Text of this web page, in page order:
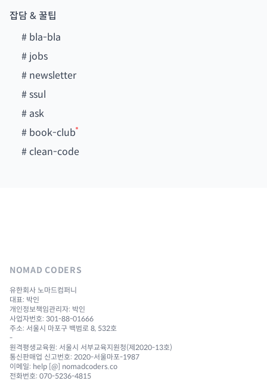
잡담 & 꿀팁
# bla-bla
# jobs
# newsletter
#ssul
# ask
# book-club
#clean-code
NOMAD CODERS
유한회사 노마드컴퍼니
대표: 박인
개인정보책임관리자: 박인
사업자번호: 301-88-01666
주소: 서울시 마포구 백범로 8, 532호
-
원격평생교육원: 서울시 서부교육지원청(제2020-13호)
통신판매업 신고번호: 2020-서울마포-1987
이메일: help [@] nomadcoders.co
전화번호: 070-5236-4815